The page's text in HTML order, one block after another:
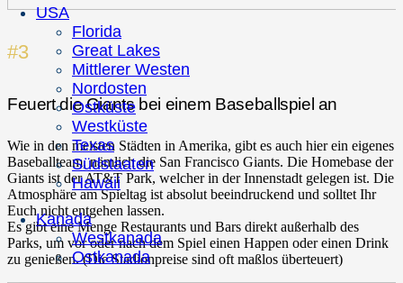
USA
Florida
Great Lakes
Mittlerer Westen
Nordosten
Ostküste
Westküste
Texas
Südstaaten
Hawaii
Kanada
Westkanada
Ostkanada
#3
Feuert die Giants bei einem Baseballspiel an
Wie in den meisten Städten in Amerika, gibt es auch hier ein eigenes
Baseballteam, nämlich die San Francisco Giants. Die Homebase der
Giants ist der AT&T Park, welcher in der Innenstadt gelegen ist. Die
Atmosphäre am Spieltag ist absolut beeindruckend und solltet Ihr
Euch nicht entgehen lassen.
Es gibt eine Menge Restaurants und Bars direkt außerhalb des
Parks, um vor oder nach dem Spiel einen Happen oder einen Drink
zu genießen. (Die Stadionpreise sind oft maßlos überteuert)